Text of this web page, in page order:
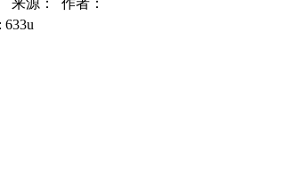
633u